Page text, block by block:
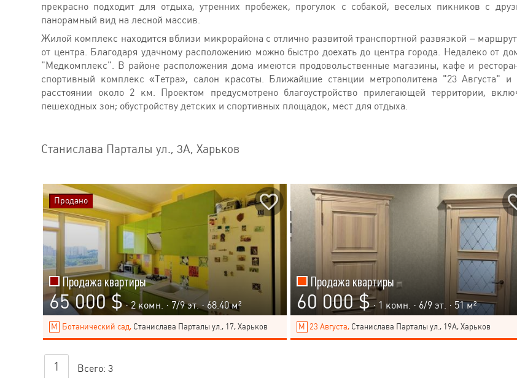
прекрасно подходит для отдыха, утренних пробежек, прогулок с собакой, веселых пикников с
панорамный вид на лесной массив.
Жилой комплекс находится вблизи микрорайона с отлично развитой транспортной развязкой –
от центра. Благодаря удачному расположению можно быстро доехать до центра города. Недалеко от
"Медкомплекс". В районе расположения дома имеются продовольственные магазины, кафе и
спортивный комплекс «Тетра», салон красоты. Ближайшие станции метрополитена "23 Августа"
расстоянии около 2 км. Проектом предусмотрено благоустройство прилегающей территории,
пешеходных зон; обустройству детских и спортивных площадок, мест для отдыха.
Станислава Парталы ул., 3А, Харьков
Продажа квартиры
65 000 $ · 2 комн. · 7/9эт. · 68.40 м²
Ботанический сад, Станислава Парталы ул., 17, Харьков
Продано
Продажа квартиры
60 000 $ · 1 комн. · 6/9 эт. · 51 м²
23 Августа, Станислава Парталы ул., 19А, Харьков
1 Всего: 3